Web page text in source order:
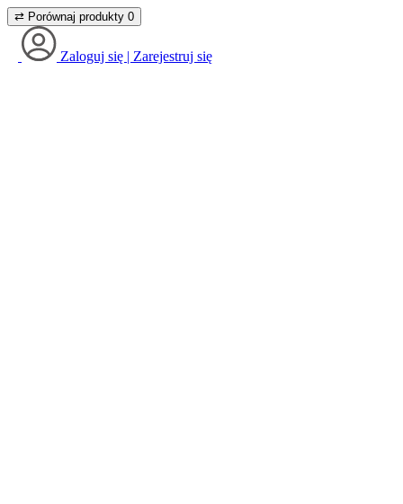
⇄ Porównaj produkty 0
Zaloguj się | Zarejestruj się